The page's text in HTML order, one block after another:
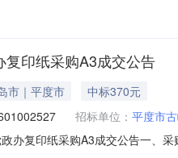
印纸采购A3成交公告
市｜平度市
中标370元
招标单位： 平度市
办复印纸采购A3成交公告一、